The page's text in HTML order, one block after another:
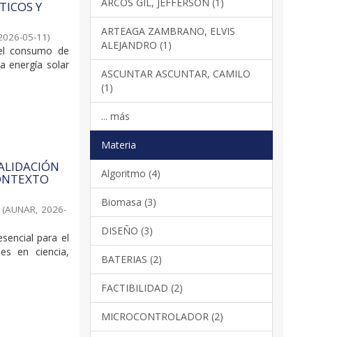
Y
05-11)
consumo de
energía solar
(AUNAR, 2026-
para el
en ciencia,
ARTEAGA ZAMBRANO, ELVIS
ALEJANDRO (1)
ASCUNTAR ASCUNTAR, CAMILO
(1)
... más
Materia
Algoritmo (4)
Biomasa (3)
DISEÑO (3)
BATERIAS (2)
FACTIBILIDAD (2)
MICROCONTROLADOR (2)